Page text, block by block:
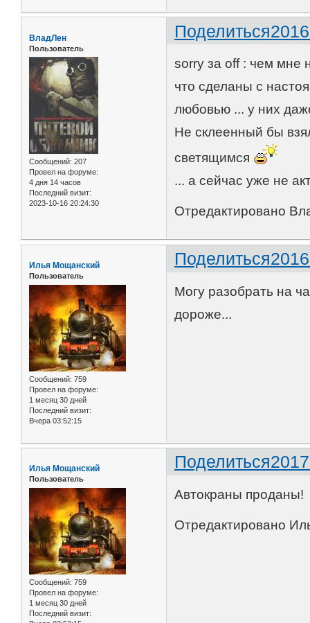
Поделиться
ВладЛен
Пользователь
Сообщений: 207
Провел на форуме:
4 дня 14 часов
Последний визит:
2023-10-16 20:24:30
sorry за off : чем мне
что сделаны с
любовью ... у них
Не склеенный бы
светящимся
... а сейчас уже не
Отредактировано
Поделиться
Илья Мощанский
Пользователь
Сообщений: 759
Провел на форуме:
1 месяц 30 дней
Последний визит:
Вчера 03:52:15
Могу разобрать на
дороже...
Поделиться
Илья Мощанский
Пользователь
Сообщений: 759
Провел на форуме:
1 месяц 30 дней
Последний визит:
Автокраны проданы!
Отредактировано